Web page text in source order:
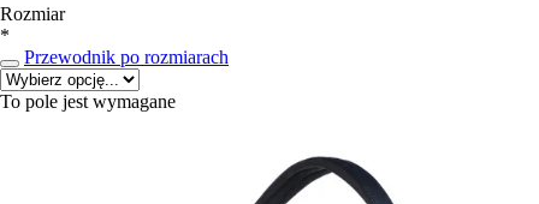
Rozmiar
*
Przewodnik po rozmiarach
To pole jest wymagane